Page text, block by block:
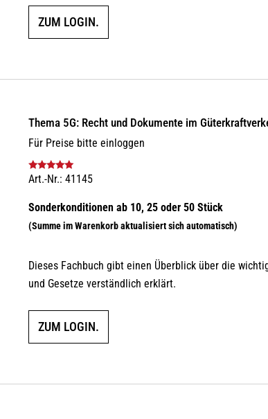
ZUM LOGIN.
Thema 5G: Recht und Dokumente im
Für Preise bitte einloggen
Bewertet mit
Art.-Nr.: 41145
Dieses Fachbuch gibt einen Überblick über die
und Gesetze verständlich erklärt.
ZUM LOGIN.